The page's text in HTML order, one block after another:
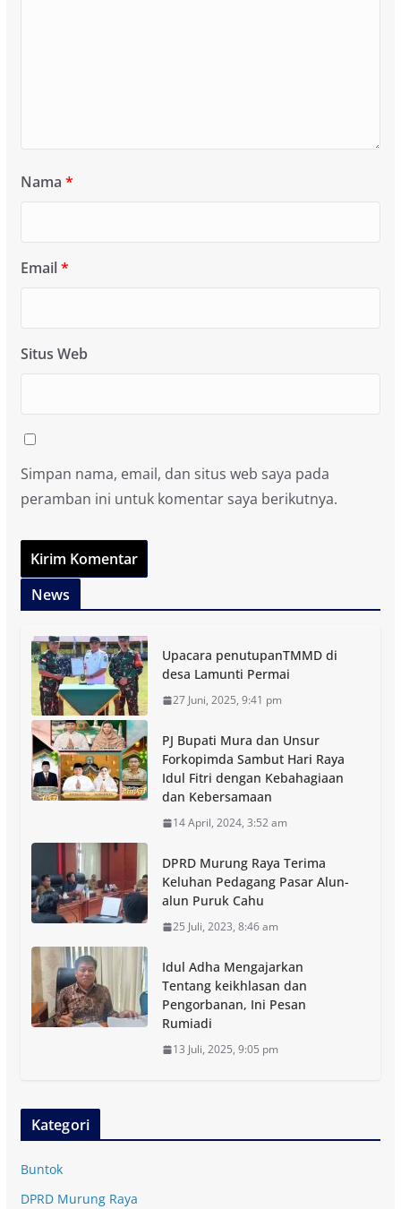
Nama *
Email*
Situs Web
Simpan nama, email, dan situs web saya pada
peramban ini untuk komentar saya berikutnya.
News
Upacara penutupanTMMD di
desa Lamunti Permai
27 Juni, 2025, 9:41 pm
PJ Bupati Mura dan Unsur
Forkopimda Sambut Hari Raya
Idul Fitri dengan Kebahagiaan
dan Kebersamaan
14 April, 2024, 3:52 am
DPRD Murung Raya Terima
Keluhan Pedagang Pasar Alun-
alun Puruk Cahu
25 Juli, 2023, 8:46 am
Idul Adha Mengajarkan
Tentang keikhlasan dan
Pengorbanan, Ini Pesan
Rumiadi
13 Juli, 2025, 9:05 pm
Kategori
Buntok
DPRD Murung Raya